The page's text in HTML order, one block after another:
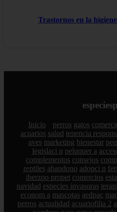
Trastornos en la
Inicio perros gatos
acuarios salud tenencia
aves marketing bienestar
legislaci n peluquer a
complementos consejos
reptiles abandono adopci n
iberzoo propet comercios
navidad especies invasoras
econom a mascotas aedpac
perros actualidad acuariofilia 2